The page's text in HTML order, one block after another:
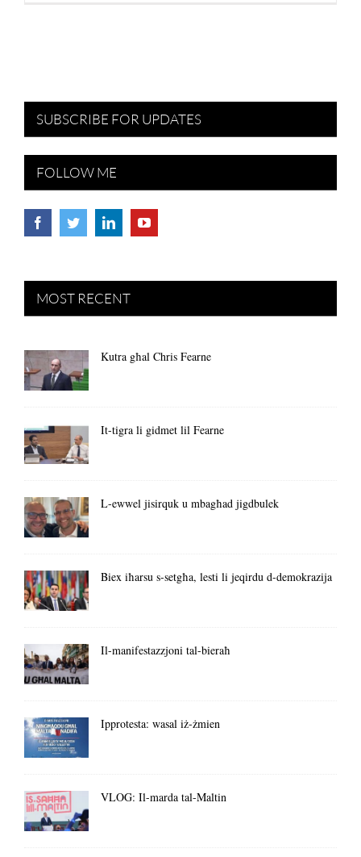
SUBSCRIBE FOR UPDATES
FOLLOW ME
MOST RECENT
Kutra għal Chris Fearne
It-tigra li gidmet lil Fearne
L-ewwel jisirquk u mbagħad jigdbulek
Biex iħarsu s-setgħa, lesti li jeqirdu d-demokrazija
Il-manifestazzjoni tal-bieraħ
Ipprotesta: wasal iż-żmien
VLOG: Il-marda tal-Maltin